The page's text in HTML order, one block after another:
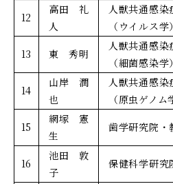
12
高田 礼
人
人獣共通感染
（ウイルス学）
13
東 秀明
人獣共通感染
（細菌感染学）
14
山岸 潤
也
人獣共通感染
（原虫ゲノム
15
網塚 憲
生
歯学研究院・
16
池田 敦
子
保健科学研究